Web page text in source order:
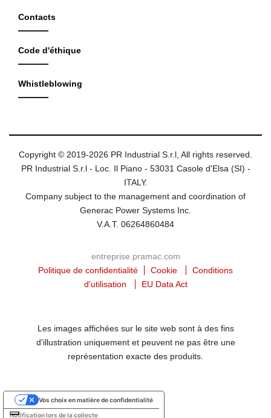
Contacts
Code d'éthique
Whistleblowing
Copyright © 2019-2026 PR Industrial S.r.l, All rights reserved.
PR Industrial S.r.l - Loc. Il Piano - 53031 Casole d'Elsa (SI) -
ITALY.
Company subject to the management and coordination of
Generac Power Systems Inc.
V.A.T. 06264860484
entreprise.pramac.com
Politique de confidentialité
Cookie
Conditions
d'utilisation
EU Data Act
Les images affichées sur le site web sont à des fins
d'illustration uniquement et peuvent ne pas être une
représentation exacte des produits.
Notification lors de la collecte
Vos choix en matière de confidentialité